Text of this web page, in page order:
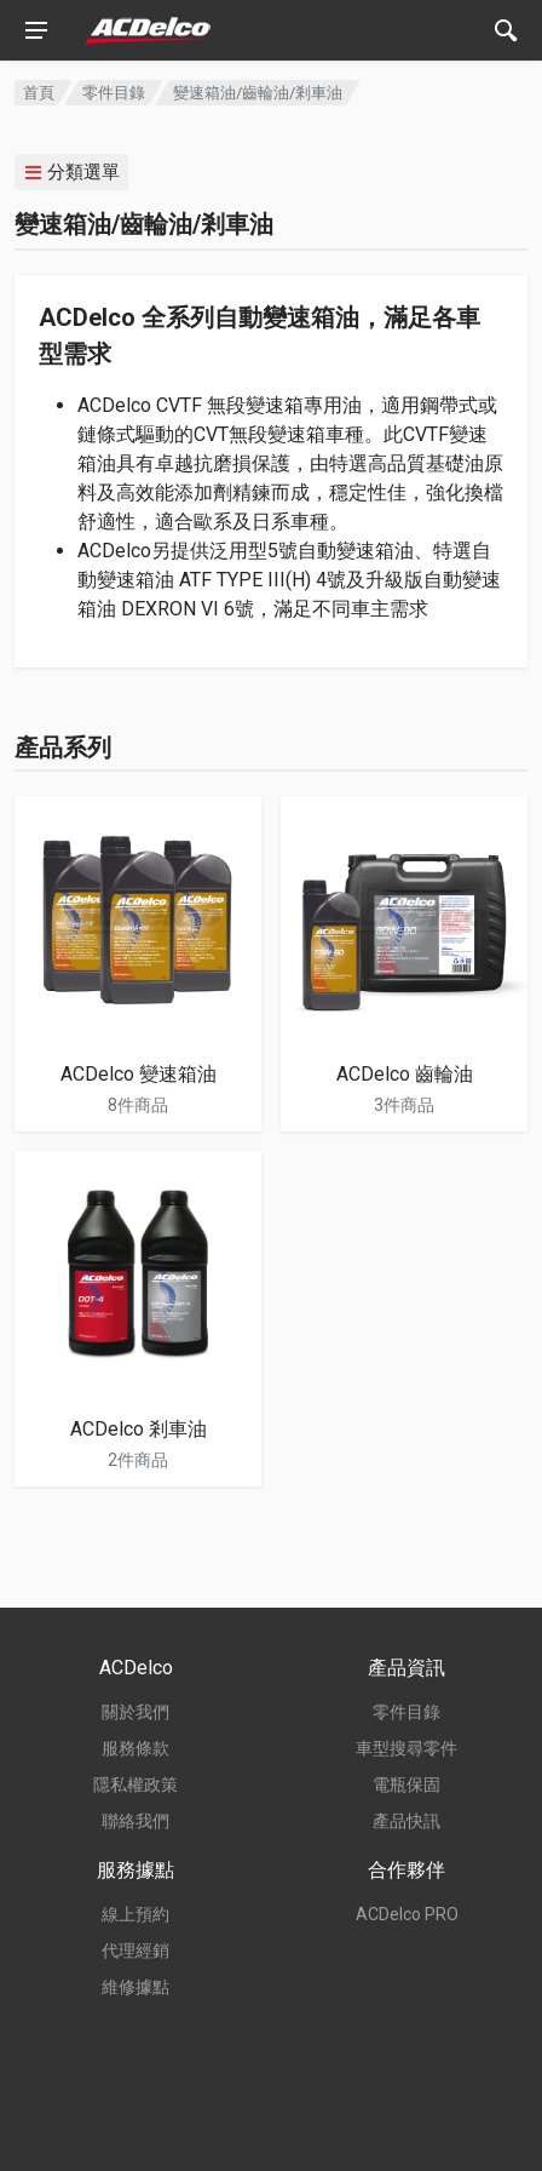
首頁 零件目錄 變速箱油/齒輪油/剎車油
分類選單
變速箱油/齒輪油/剎車油
ACDelco 全系列自動變速箱油，滿足各車
型需求
ACDelco CVTF 無段變速箱專用油，適用鋼帶式或
鏈條式驅動的CVT無段變速箱車種。此CVTF變速
箱油具有卓越抗磨損保護，由特選高品質基礎油原
料及高效能添加劑精鍊而成，穩定性佳，強化換檔
舒適性，適合歐系及日系車種。
ACDelco另提供泛用型5號自動變速箱油、特選自
動變速箱油 ATF TYPE III(H) 4號及升級版自動變速
箱油 DEXRON VI 6號，滿足不同車主需求
產品系列
ACDelco 變速箱油
8件商品
ACDelco 齒輪油
3件商品
ACDelco 剎車油
2件商品
ACDelco
關於我們
服務條款
隱私權政策
聯絡我們
產品資訊
零件目錄
車型搜尋零件
電瓶保固
產品快訊
服務據點
線上預約
代理經銷
維修據點
合作夥伴
ACDelco PRO